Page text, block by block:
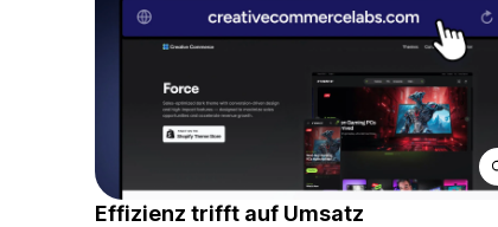
Effizienz trifft auf Umsatz